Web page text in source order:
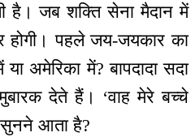
है। जब शक्ति सेना मैदान में
पहले जय-जयकार का
अमेरिका में? बापदादा सदा
देते हैं। ‘वाह मेरे बच्चे
सुनने आता है?